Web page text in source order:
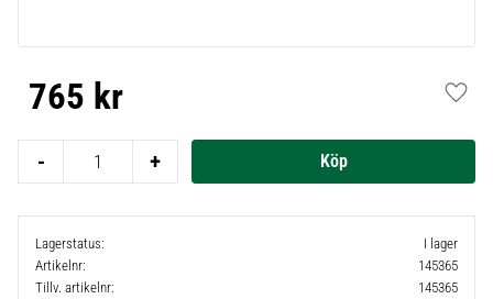
765 kr
+
-
Lagerstatus
I lager
Artikelnr
145365
Tillv. artikelnr
145365